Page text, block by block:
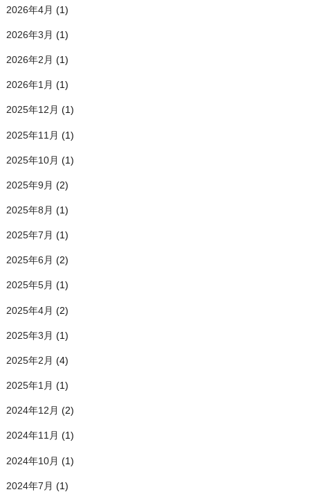
2026年4月 (1)
2026年3月 (1)
2026年2月 (1)
2026年1月 (1)
2025年12月 (1)
2025年11月 (1)
2025年10月 (1)
2025年9月 (2)
2025年8月 (1)
2025年7月 (1)
2025年6月 (2)
2025年5月 (1)
2025年4月 (2)
2025年3月 (1)
2025年2月 (4)
2025年1月 (1)
2024年12月 (2)
2024年11月 (1)
2024年10月 (1)
2024年7月 (1)